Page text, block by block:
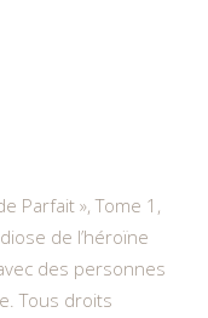
Parfait », Tome 1,
de l’héroïne
des personnes
Tous droits